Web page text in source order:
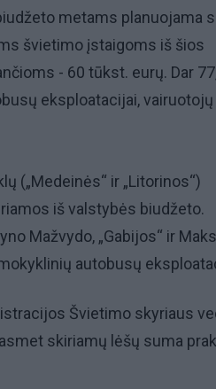
metams planuojama
švietimo įstaigoms iš šios
- 60 tūkst. eurų. Dar
eksploatacijai, vairuotojų
(„Medeinės“ ir „Litorinos“)
iš valstybės biudžeto.
Mažvydo, „Gabijos“ ir
autobusų
Švietimo skyriaus
skiriamų lėšų suma